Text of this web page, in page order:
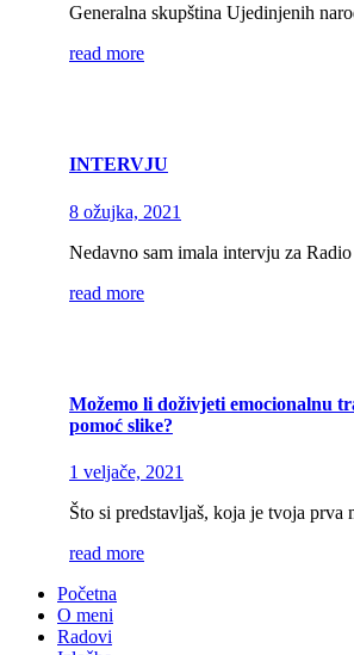
Generalna skupština Ujedinjenih
read more
INTERVJU
8 ožujka, 2021
Nedavno sam imala intervju za
read more
Možemo li doživjeti emocionalnu
pomoć slike?
1 veljače, 2021
Što si predstavljaš, koja je tvoja prva
read more
Početna
O meni
Radovi